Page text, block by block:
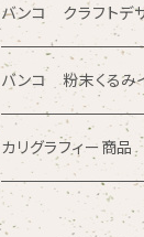
SE型
プチプレート型
OCR型 / シンボル型
カリグラフィガイド
バンコ クラフトデ
バンコ 粉末くるみ
カリグラフィー商品
マニュスクリプト